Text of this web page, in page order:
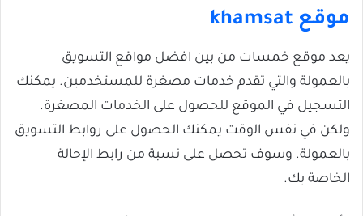
موقع khamsat
يعد موقع خمسات من بين افضل مواقع التسويق
بالعمولة والتي تقدم خدمات مصغرة للمستخدمين. يمكنك
التسجيل في الموقع للحصول على الخدمات المصغرة.
ولكن في نفس الوقت يمكنك الحصول على روابط التسويق
بالعمولة. وسوف تحصل على نسبة من رابط الإحالة
الخاصة بك.